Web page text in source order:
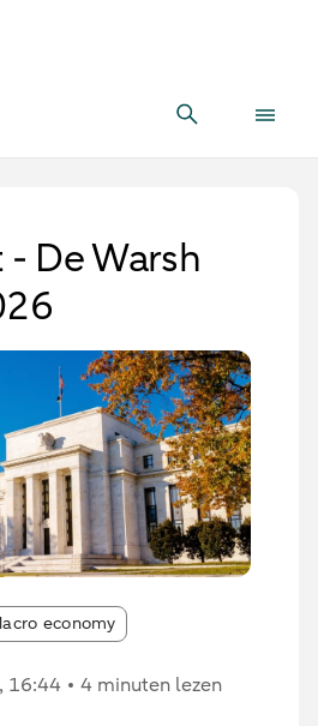
De Warsh
economy
, 16:44 4 minuten lezen